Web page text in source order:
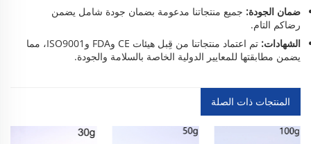
ضمان الجودة: جميع منتجاتنا مدعومة بضمان جودة شامل يضمن
رضاكم التام.
الشهادات:
تم اعتماد منتجاتنا من قِبل هيئات CE وFDA وISO9001، مما
يضمن مطابقتها للمعايير الدولية الخاصة بالسلامة والجودة.
المنتجات ذات الصلة